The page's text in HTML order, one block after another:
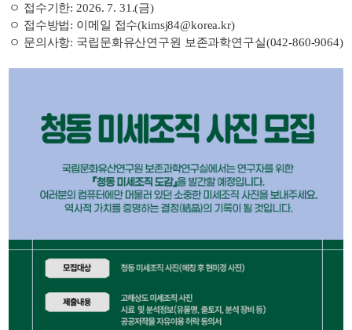
ㅇ 접수기한: 2026. 7. 31.(금)
ㅇ 접수방법: 이메일 접수(kimsj84@korea.kr)
ㅇ 문의사항: 국립문화유산연구원 보존과학연구실(042-860-9064)